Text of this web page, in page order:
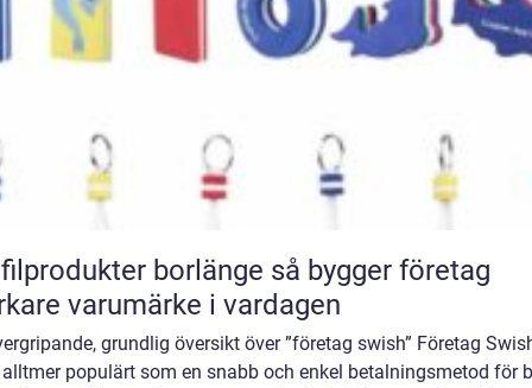
borlänge så bygger företag
varumärke i vardagen
grundlig översikt över ”företag swish” Företag
populärt som en snabb och enkel betalningsmetod för